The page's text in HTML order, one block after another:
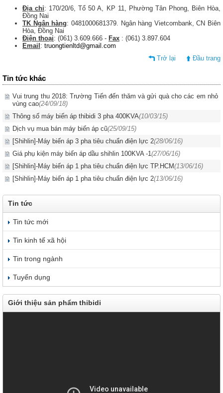
Địa chỉ: 170/20/6, Tổ 50 A, KP 11, Phường Tân Phong, Biên Hòa,
Đồng Nai
TK Ngân hàng: 0481000681379. Ngân hàng Vietcombank, CN Biên
Hòa, Đồng Nai
Điện thoại: (061) 3.609.666 - Fax : (061) 3.897.604
Email : truongtienltd@gmail.com
Trở lại
Đầu trang
Tin tức khác
Vui trung thu 2018: Trường Tiến đến thăm và gửi quà cho các em nhỏ
vùng cao(24/09/18)
Thông số máy biến áp thibidi 3 pha 400KVA(10/03/15)
Dịch vụ mua bán máy biến áp cũ(25/09/15)
[Shihlin]-Máy biến áp 3 pha tiêu chuẩn điện lực 2(28/06/16)
Giá phụ kiện máy biến áp dầu shihlin 100KVA -1 (27/06/16)
[Shihlin]-Máy biến áp 1 pha tiêu chuẩn điện lực TP.HCM(13/06/16)
[Shihlin]-Máy biến áp 1 pha tiêu chuẩn điện lực 2(13/06/16)
Tin tức
Tin tức mới
Tin kinh tế xã hội
Tin trong ngành
Tuyển dụng
Giới thiệu sản phẩm thibidi